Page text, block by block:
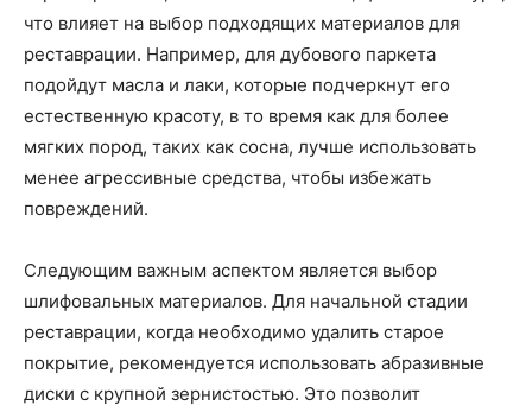
что влияет на выбор подходящих материалов для
реставрации. Например, для дубового паркета
подойдут масла и лаки, которые подчеркнут его
естественную красоту, в то время как для более
мягких пород, таких как сосна, лучше использовать
менее агрессивные средства, чтобы избежать
повреждений.
Следующим важным аспектом является выбор
шлифовальных материалов. Для начальной стадии
реставрации, когда необходимо удалить старое
покрытие, рекомендуется использовать абразивные
диски с крупной зернистостью. Это позволит